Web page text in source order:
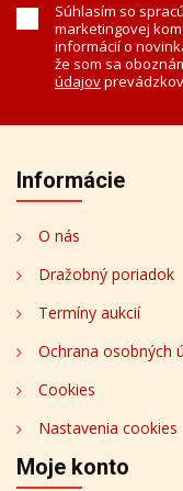
Súhlasím so
marketingovej
informácií o
že som sa
údajov
Informácie
O nás
Dražobný poriadok
Termíny aukcií
Ochrana osobných
Cookies
Nastavenia cookies
Moje konto